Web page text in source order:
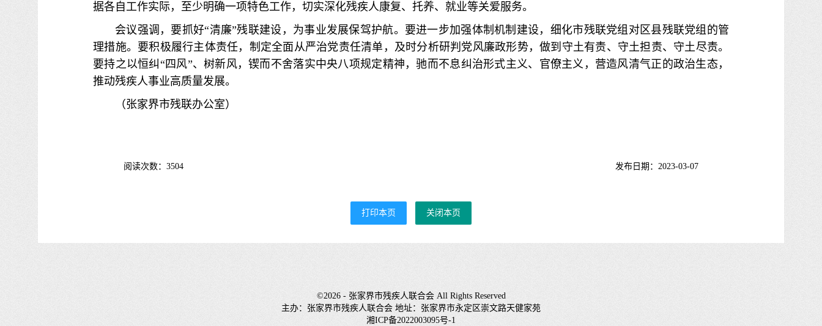
据各自工作实际，至少明确一项特色工作，切实深化残疾人康复、托养、就业等关爱服务。
会议强调，要抓好“清廉”残联建设，为事业发展保驾护航。要进一步加强体制机制建设，细化市残联党组对区县残联党组的管
理措施。要积极履行主体责任，制定全面从严治党责任清单，及时分析研判党风廉政形势，做到守土有责、守土担责、守土尽责。
要持之以恒纠“四风”、树新风，锲而不舍落实中央八项规定精神，驰而不息纠治形式主义、官僚主义，营造风清气正的政治生态，
推动残疾人事业高质量发展。
（张家界市残联办公室）
阅读次数：3504 发布日期：2023-03-07
打印本页 关闭本页
©2026 - 张家界市残疾人联合会 All Rights Reserved
主办：张家界市残疾人联合会 地址：张家界市永定区崇文路天健家苑
湘ICP备2022003095号-1